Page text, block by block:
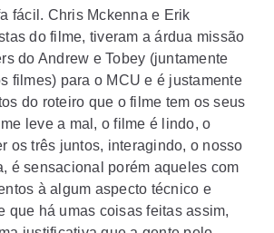
fácil. Chris Mckenna e Erik
do filme, tiveram a árdua missão
do Andrew e Tobey (juntamente
filmes) para o MCU e é justamente
do roteiro que o filme tem os seus
leve a mal, o filme é lindo, o
os três juntos, interagindo, o nosso
é sensacional porém aqueles com
à algum aspecto técnico e
que há umas coisas feitas assim,